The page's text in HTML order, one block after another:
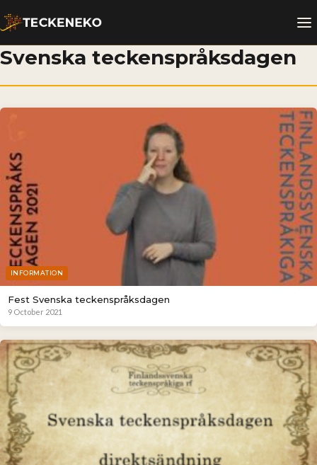
Svenska teckenspråksdagen
INFORMATION
Fest Svenska teckenspråksdagen
9 October 2021